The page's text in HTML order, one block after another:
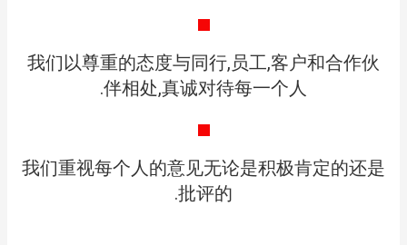
我们以尊重的态度与同行,员工,客户和合作伙
伴相处,真诚对待每一个人.
我们重视每个人的意见无论是积极肯定的还是
批评的.​